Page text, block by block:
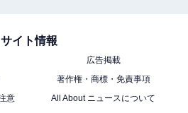
サイト情報
広告掲載
著作権・商標・免責事項
意
All About ニュースについて